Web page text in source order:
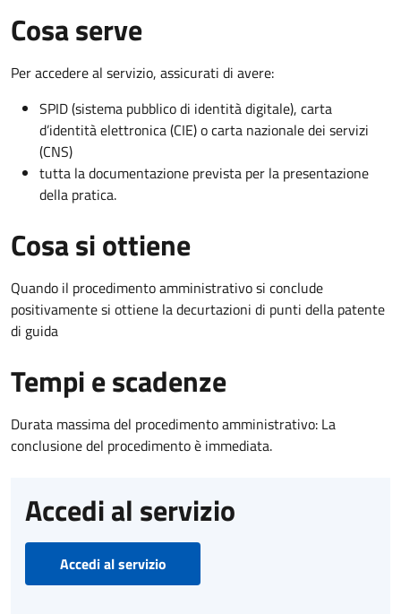
Cosa serve
Per accedere al servizio, assicurati di avere:
SPID (sistema pubblico di identità digitale), carta
d’identità elettronica (CIE) o carta nazionale dei servizi
(CNS)
tutta la documentazione prevista per la presentazione
della pratica.
Cosa si ottiene
Quando il procedimento amministrativo si conclude
positivamente si ottiene la decurtazioni di punti della patente
di guida
Tempi e scadenze
Durata massima del procedimento amministrativo: La
conclusione del procedimento è immediata.
Accedi al servizio
Accedi al servizio